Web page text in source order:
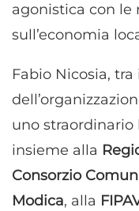
agonistica con le
sull’economia
Fabio Nicosia,
uno straordinario
insieme alla
Consorzio
Modica, alla